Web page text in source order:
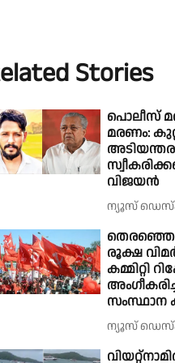
Stories
പൊലീസ്
മരണം:
അടിയന്തര
വിജയന്‍
ന്യൂസ്
രൂക്ഷ
കമ്മിറ്റി
സംസ്ഥാന
ന്യൂസ്